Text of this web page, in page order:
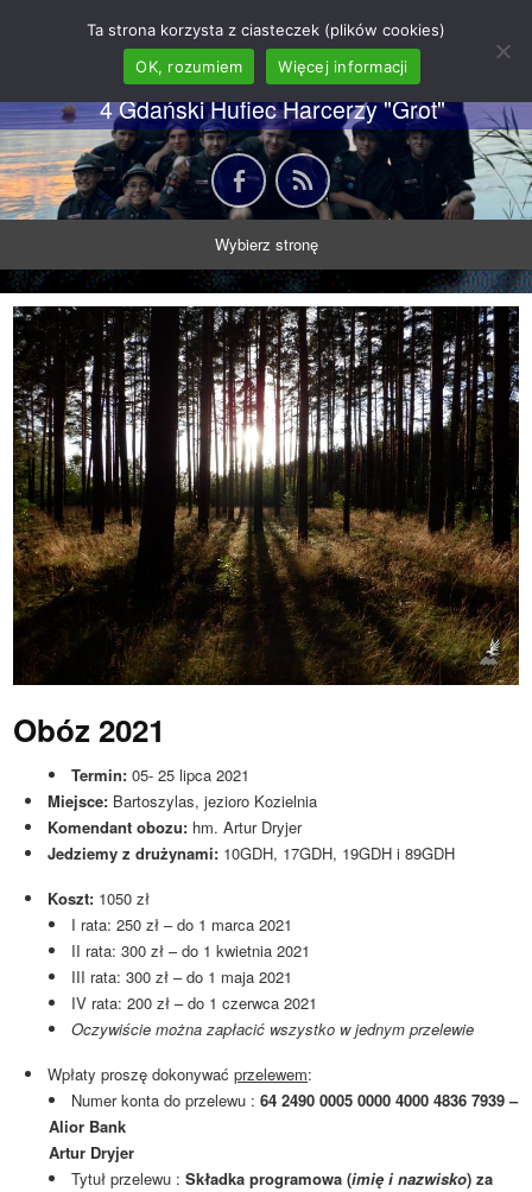
62 GDH "Orkan" im. gen.
Stanisława Sosabowskiego
4 Gdański Hufiec Harcerzy "Grot"
Wybierz stronę
Obóz 2021
Termin: 05- 25 lipca 2021
Miejsce: Bartoszylas, jezioro Kozielnia
Komendant obozu: hm. Artur Dryjer
Jedziemy z drużynami: 10GDH, 17GDH, 19GDH i 89GDH
Koszt: 1050 zł
I rata: 250 zł – do 1 marca 2021
II rata: 300 zł – do 1 kwietnia 2021
III rata: 300 zł – do 1 maja 2021
IV rata: 200 zł – do 1 czerwca 2021
Oczywiście można zapłacić wszystko w jednym przelewie
Wpłaty proszę dokonywaćprzelewem:
Numer konta do przelewu : 64 2490 0005 0000 4000 4836 7939 –
Alior Bank
Artur Dryjer
Tytuł przelewu :Składka programowa (imię i nazwisko) za
Ta strona korzysta z ciasteczek (plików cookies)
OK, rozumiem
Więcej informacji